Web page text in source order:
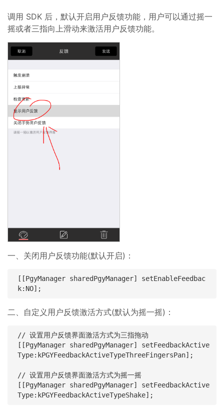
调用 SDK 后，默认开启用户反馈功能，用户可以通过摇一
摇或者三指向上滑动来激活用户反馈功能。
一、关闭用户反馈功能(默认开启)：
[[PgyManager sharedPgyManager] setEnableFeedbac
二、自定义用户反馈激活方式(默认为摇一摇)：
// 设置用户反馈界面激活方式为三指拖动
[[PgyManager sharedPgyManager] setFeedbackActive
Type:kPGYFeedbackActiveTypeThreeFingersPan];
// 设置用户反馈界面激活方式为摇一摇
[[PgyManager sharedPgyManager] setFeedbackActive